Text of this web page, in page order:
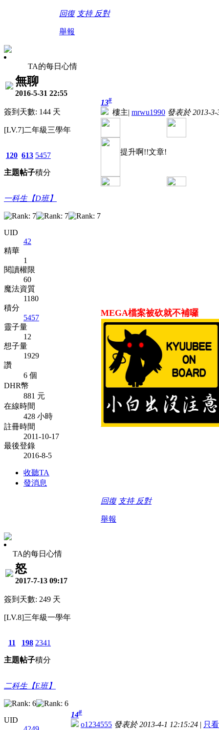
回復 支持 反對
舉報
TA的每日心情
無聊
2016-5-31 22:55
簽到天數: 144 天
[LV.7]二年級三學年
120
主題
613
帖子
5457
積分
一科生【D班】
UID
42
精華
1
閱讀權限
60
魔法資質
1180
積分
5457
靈子量
12
想子量
1929
讚
6 個
DHR幣
881 元
在線時間
428 小時
註冊時間
2011-10-17
最後登錄
2016-8-5
收聽TA
發消息
13#
樓主| mrwu1990 發表於 2013-
提升啊!!文章!
MEGA檔案被砍就不補囉
回復 支持 反對
舉報
TA的每日心情
怒
2017-7-13 09:17
簽到天數: 249 天
[LV.8]三年級一學年
11
主題
198
帖子
2341
積分
二科生【E班】
UID
14#
o1234555 發表於 2013-4-1 12:15:24 | 只